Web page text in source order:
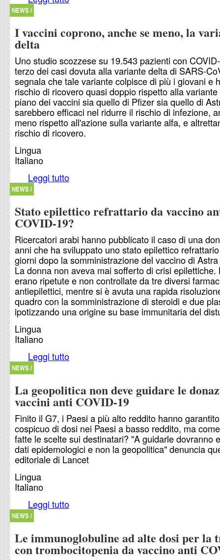
NEWS /
I vaccini coprono, anche se meno, la
delta
Uno studio scozzese su 19.543 pazienti con
terzo dei casi dovuta alla variante delta di SARS-
segnala che tale variante colpisce di più i giovani e
rischio di ricovero quasi doppio rispetto alla
piano dei vaccini sia quello di Pfizer sia quello di
sarebbero efficaci nel ridurre il rischio di infezione,
meno rispetto all'azione sulla variante alfa, e
rischio di ricovero.
Lingua
Italiano
Leggi tutto
NEWS /
Stato epilettico refrattario da vaccino
COVID-19?
Ricercatori arabi hanno pubblicato il caso di una
anni che ha sviluppato uno stato epilettico
giorni dopo la somministrazione del vaccino di
La donna non aveva mai sofferto di crisi epilettiche.
erano ripetute e non controllate da tre diversi
antiepilettici, mentre si è avuta una rapida
quadro con la somministrazione di steroidi e due
ipotizzando una origine su base immunitaria del
Lingua
Italiano
Leggi tutto
NEWS /
La geopolitica non deve guidare le
vaccini anti COVID-19
Finito il G7, i Paesi a più alto reddito hanno
cospicuo di dosi nei Paesi a basso reddito, ma
fatte le scelte sui destinatari? "A guidarle dovranno
dati epidemologici e non la geopolitica" denuncia
editoriale di Lancet
Lingua
Italiano
Leggi tutto
NEWS /
Le immunoglobuline ad alte dosi per la
con trombocitopenia da vaccino anti